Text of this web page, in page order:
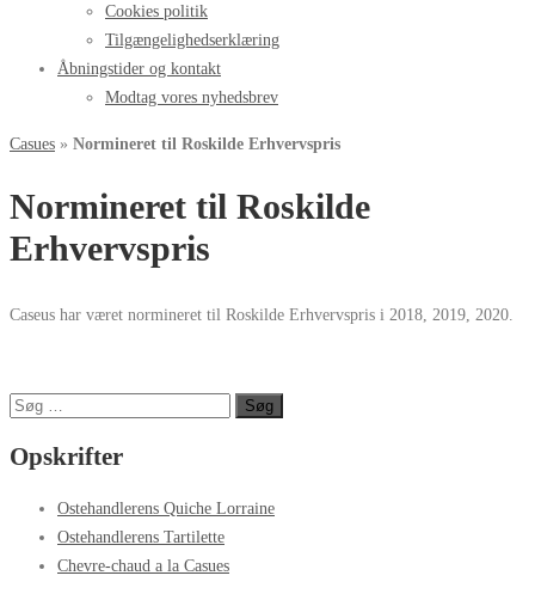
Cookies politik
Tilgængelighedserklæring
Åbningstider og kontakt
Modtag vores nyhedsbrev
Casues » Normineret til Roskilde Erhvervspris
Normineret til Roskilde
Erhvervspris
Caseus har været normineret til Roskilde Erhvervspris i 2018, 2019, 2020.
Søg
Opskrifter
Ostehandlerens Quiche Lorraine
Ostehandlerens Tartilette
Chevre-chaud a la Casues